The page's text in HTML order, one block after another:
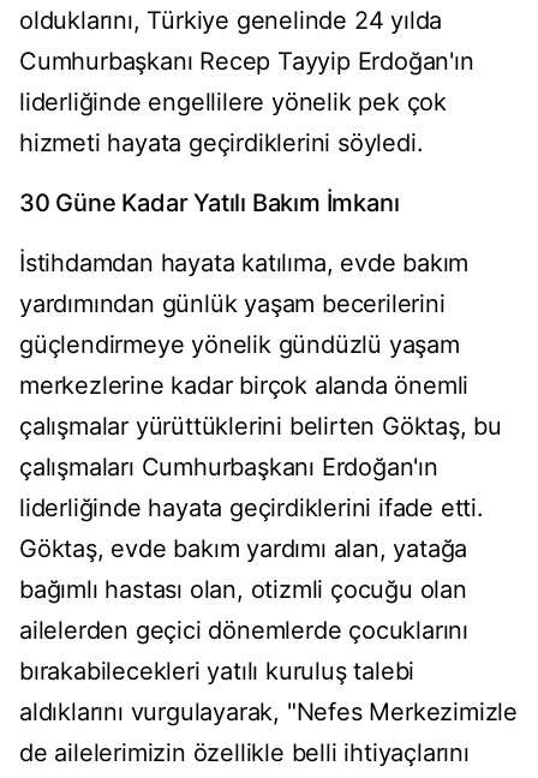
olduklarını, Türkiye genelinde 24 yılda
Cumhurbaşkanı Recep Tayyip Erdoğan'ın
liderliğinde engellilere yönelik pek çok
hizmeti hayata geçirdiklerini söyledi.
30 Güne Kadar Yatılı Bakım İmkanı
İstihdamdan hayata katılıma, evde bakım
yardımından günlük yaşam becerilerini
güçlendirmeye yönelik gündüzlü yaşam
merkezlerine kadar birçok alanda önemli
çalışmalar yürüttüklerini belirten Göktaş, bu
çalışmaları Cumhurbaşkanı Erdoğan'ın
liderliğinde hayata geçirdiklerini ifade etti.
Göktaş, evde bakım yardımı alan, yatağa
bağımlı hastası olan, otizmli çocuğu olan
ailelerden geçici dönemlerde çocuklarını
bırakabilecekleri yatılı kuruluş talebi
aldıklarını vurgulayarak, "Nefes Merkezimizle
de ailelerimizin özellikle belli ihtiyaçlarını